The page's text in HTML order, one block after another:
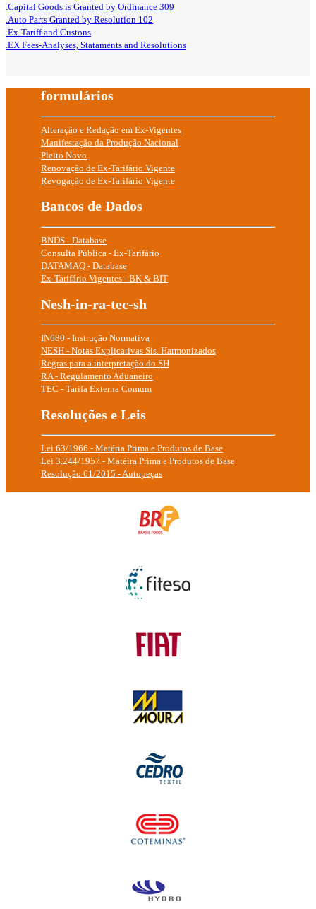
.Capital Goods is Granted by Ordinance 309
.Auto Parts Granted by Resolution 102
.Ex-Tariff and Custons
.EX Fees-Analyses, Stataments and Resolutions
formulários
Alteração e Redação em Ex-Vigentes
Manifestação da Produção Nacional
Pleito Novo
Renovação de Ex-Tarifário Vigente
Revogação de Ex-Tarifário Vigente
Bancos de Dados
BNDS - Database
Consulta Pública - Ex-Tarifário
DATAMAQ - Database
Ex-Tarifário Vigentes - BK & BIT
Nesh-in-ra-tec-sh
IN680 - Instrução Normativa
NESH - Notas Explicativas Sis. Harmonizados
Regras para a interpretação do SH
RA - Regulamento Aduaneiro
TEC - Tarifa Externa Comum
Resoluções e Leis
Lei 63/1966 - Matéria Prima e Produtos de Base
Lei 3.244/1957 - Matéira Prima e Produtos de Base
Resolução 61/2015 - Autopeças